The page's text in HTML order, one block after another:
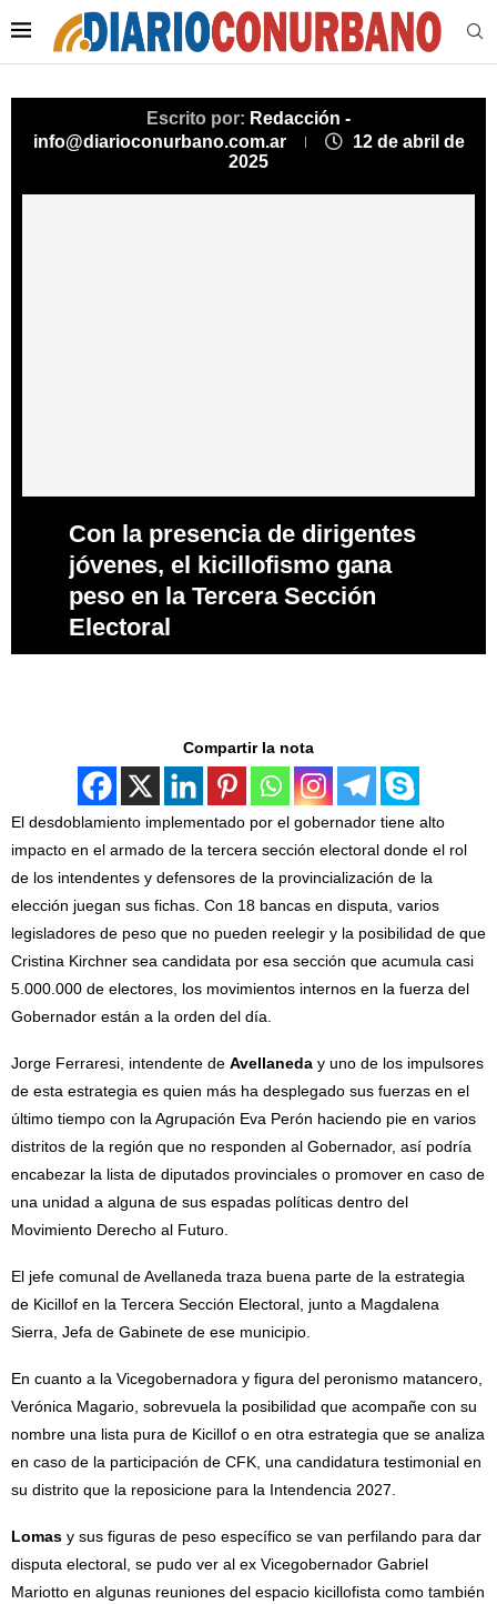
Escrito por: Redacción -
info@diarioconurbano.com.ar
12 de abril de
2025
Con la presencia de dirigentes
jóvenes, el kicillofismo gana
peso en la Tercera Sección
Electoral
Compartir la nota
El desdoblamiento implementado por el gobernador tiene alto
impacto en el armado de la tercera sección electoral donde el rol
de los intendentes y defensores de la provincialización de la
elección juegan sus fichas. Con 18 bancas en disputa, varios
legisladores de peso que no pueden reelegir y la posibilidad de que
Cristina Kirchner sea candidata por esa sección que acumula casi
5.000.000 de electores, los movimientos internos en la fuerza del
Gobernador están a la orden del día.
Jorge Ferraresi, intendente de Avellaneda y uno de los impulsores
de esta estrategia es quien más ha desplegado sus fuerzas en el
último tiempo con la Agrupación Eva Perón haciendo pie en varios
distritos de la región que no responden al Gobernador, así podría
encabezar la lista de diputados provinciales o promover en caso de
una unidad a alguna de sus espadas políticas dentro del
Movimiento Derecho al Futuro.
El jefe comunal de Avellaneda traza buena parte de la estrategia
de Kicillof en la Tercera Sección Electoral, junto a Magdalena
Sierra, Jefa de Gabinete de ese municipio.
En cuanto a la Vicegobernadora y figura del peronismo matancero,
Verónica Magario, sobrevuela la posibilidad que acompañe con su
nombre una lista pura de Kicillof o en otra estrategia que se analiza
en caso de la participación de CFK, una candidatura testimonial en
su distrito que la reposicione para la Intendencia 2027.
Lomas y sus figuras de peso específico se van perfilando para dar
disputa electoral, se pudo ver al ex Vicegobernador Gabriel
Mariotto en algunas reuniones del espacio kicillofista como también